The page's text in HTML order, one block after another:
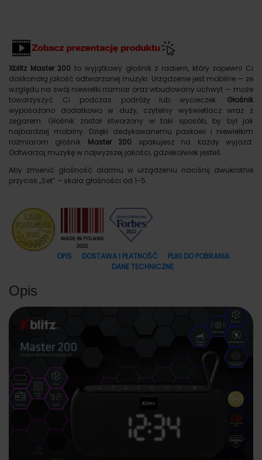
Xblitz Master 200 to wyjątkowy głośnik z radiem, który zapewni Ci
doskonałą jakość odtwarzanej muzyki. Urządzenie jest mobilne — ze
względu na swój niewielki rozmiar oraz wbudowany uchwyt — może
towarzyszyć Ci podczas podróży lub wycieczek. Głośnik
wyposażono dodatkowo w duży, czytelny wyświetlacz wraz z
zegarem. Głośnik został stworzony w taki sposób, by był jak
najbardziej mobilny. Dzięki dedykowanemu paskowi i niewielkim
rozmiarom głośnik Master 200 spakujesz na każdy wyjazd.
Odtwarzaj muzykę w najwyższej jakości, gdziekolwiek jesteś.
Aby zmienić głośność alarmu w urządzeniu naciśnij dwukrotnie
przycisk „Set” – skala głośności od 1-5.
OPIS DOSTAWA I PŁATNOŚĆ
PLIKI DO POBRANIA
DANE TECHNICZNE
Opis